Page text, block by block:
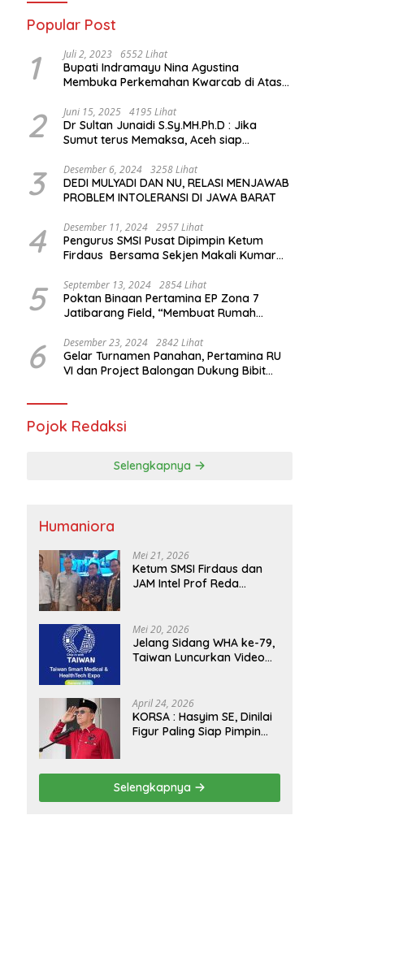
Popular Post
1 Juli 2, 2023 6552 Lihat
Bupati Indramayu Nina Agustina
Membuka Perkemahan Kwarcab di Atas
2 Juni 15, 2025 4195 Lihat
Dr Sultan Junaidi S.Sy.MH.Ph.D : Jika
Sumut terus Memaksa, Aceh siap
Internasional
3 Desember 6, 2024 3258 Lihat
DEDI MULYADI DAN NU, RELASI MENJAWAB
PROBLEM INTOLERANSI DI JAWA BARAT
4 Desember 11, 2024 2957 Lihat
Pengurus SMSI Pusat Dipimpin Ketum
Firdaus Bersama Sekjen Makali Kumar
Yusuf
5 September 13, 2024 2854 Lihat
Poktan Binaan Pertamina EP Zona 7
Jatibarang Field, “Membuat Rumah
Tikus
6 Desember 23, 2024 2842 Lihat
Gelar Turnamen Panahan, Pertamina RU
VI dan Project Balongan Dukung Bibit
Pojok Redaksi
Selengkapnya
Humaniora
Mei 21, 2026
Ketum SMSI Firdaus dan
JAM Intel Prof Reda
SMSI Sukseskan Jaga
Desa dan Jaga Dapur
MBG, Perkuat Pengawasan
Mei 20, 2026
Jelang Sidang WHA ke-79,
Taiwan Luncurkan Video
Inovasi Kesehatan Global
April 24, 2026
KORSA : Hasyim SE, Dinilai
Figur Paling Siap Pimpin
Selengkapnya